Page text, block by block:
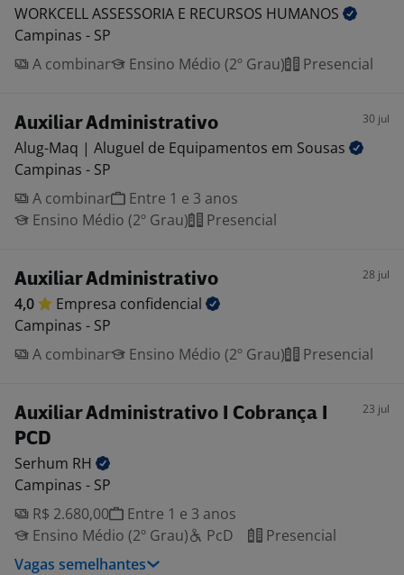
WORKCELL ASSESSORIA E RECURSOS HUMANOS
Campinas - SP
A combinar
Ensino Médio (2º Grau) Presencial
Auxiliar Administrativo 30 jul
Alug-Maq | Aluguel de Equipamentos em Sousas
Campinas - SP
A combinar
Entre 1 e 3 anos
Ensino Médio (2º Grau)
Presencial
Auxiliar Administrativo 28 jul
4,0 Empresa confidencial
Campinas - SP
A combinar
Ensino Médio (2º Grau) Presencial
Auxiliar Administrativo I Cobrança I
PCD
23 jul
Serhum RH
Campinas - SP
R$ 2.680,00
Entre 1 e 3 anos
Ensino Médio (2º Grau)
PcD
Presencial
Vagas semelhantes